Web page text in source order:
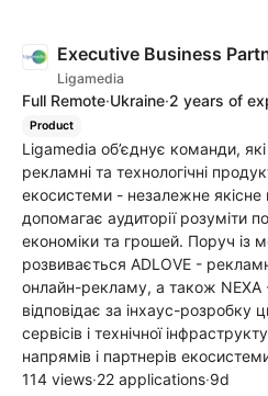
Executive Business
Ligamedia
Full Remote·Ukraine·2 years of
Product
Ligamedia об’єднує команди,
рекламні та технологічні
екосистеми - незалежне
допомагає аудиторії розуміти
економіки та грошей. Поруч із
розвивається ADLOVE -
онлайн-рекламу, а також NEXA
відповідає за інхаус-розробку
сервісів і технічної
напрямів і партнерів
114 views·22 applications·9d